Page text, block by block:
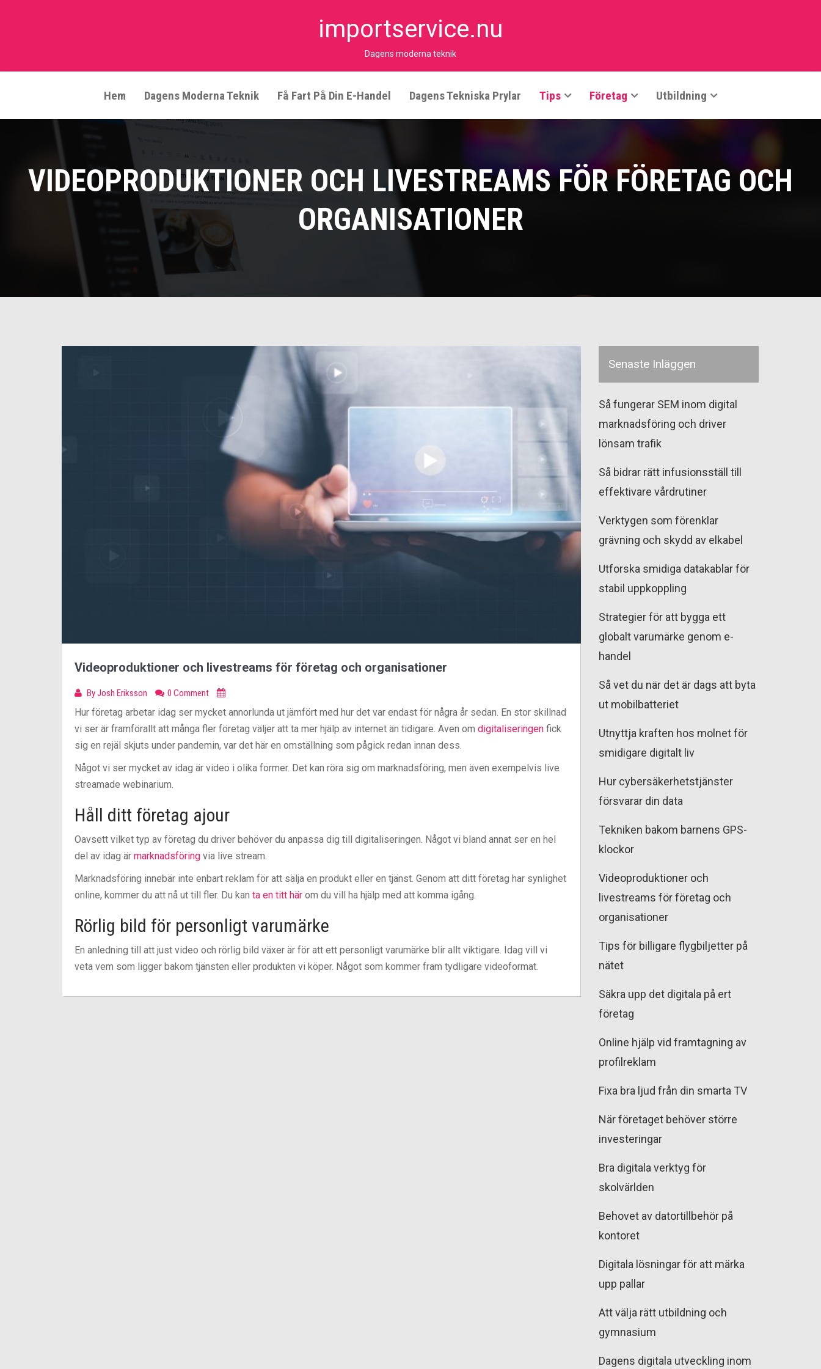
importservice.nu
Dagens moderna teknik
Hem Dagens Moderna Teknik Få Fart På Din E-Handel Dagens Tekniska Prylar Tips Företag Utbildning
VIDEOPRODUKTIONER OCH LIVESTREAMS FÖR FÖRETAG OCH
ORGANISATIONER
Videoproduktioner och livestreams för företag och organisationer
ByJosh Eriksson 0 Comment
Hur företag arbetar idag ser mycket annorlunda ut jämfört med hur det var endast för några år sedan. En stor skillnad
vi ser är framförallt att många fler företag väljer att ta mer hjälp av internet än tidigare. Även om digitaliseringen fick
sig en rejäl skjuts under pandemin, var det här en omställning som pågick redan innan dess.
Något vi ser mycket av idag är video i olika former. Det kan röra sig om marknadsföring, men även exempelvis live
streamade webinarium.
Håll ditt företag ajour
Oavsett vilket typ av företag du driver behöver du anpassa dig till digitaliseringen. Något vi bland annat ser en hel
del av idag är marknadsföring via live stream.
Marknadsföring innebär inte enbart reklam för att sälja en produkt eller en tjänst. Genom att ditt företag har synlighet
online, kommer du att nå ut till fler. Du kan ta en titt här om du vill ha hjälp med att komma igång.
Rörlig bild för personligt varumärke
En anledning till att just video och rörlig bild växer är för att ett personligt varumärke blir allt viktigare. Idag vill vi
veta vem som ligger bakom tjänsten eller produkten vi köper. Något som kommer fram tydligare videoformat.
Senaste Inläggen
Så fungerar SEM inom digital
marknadsföring och driver
lönsam trafik
Så bidrar rätt infusionsställ till
effektivare vårdrutiner
Verktygen som förenklar
grävning och skydd av elkabel
Utforska smidiga datakablar för
stabil uppkoppling
Strategier för att bygga ett
globalt varumärke genom e-
handel
Så vet du när det är dags att byta
ut mobilbatteriet
Utnyttja kraften hos molnet för
smidigare digitalt liv
Hur cybersäkerhetstjänster
försvarar din data
Tekniken bakom barnens GPS-
klockor
Videoproduktioner och
livestreams för företag och
organisationer
Tips för billigare flygbiljetter på
nätet
Säkra upp det digitala på ert
företag
Online hjälp vid framtagning av
profilreklam
Fixa bra ljud från din smarta TV
När företaget behöver större
investeringar
Bra digitala verktyg för
skolvärlden
Behovet av datortillbehör på
kontoret
Digitala lösningar för att märka
upp pallar
Att välja rätt utbildning och
gymnasium
Dagens digitala utveckling inom